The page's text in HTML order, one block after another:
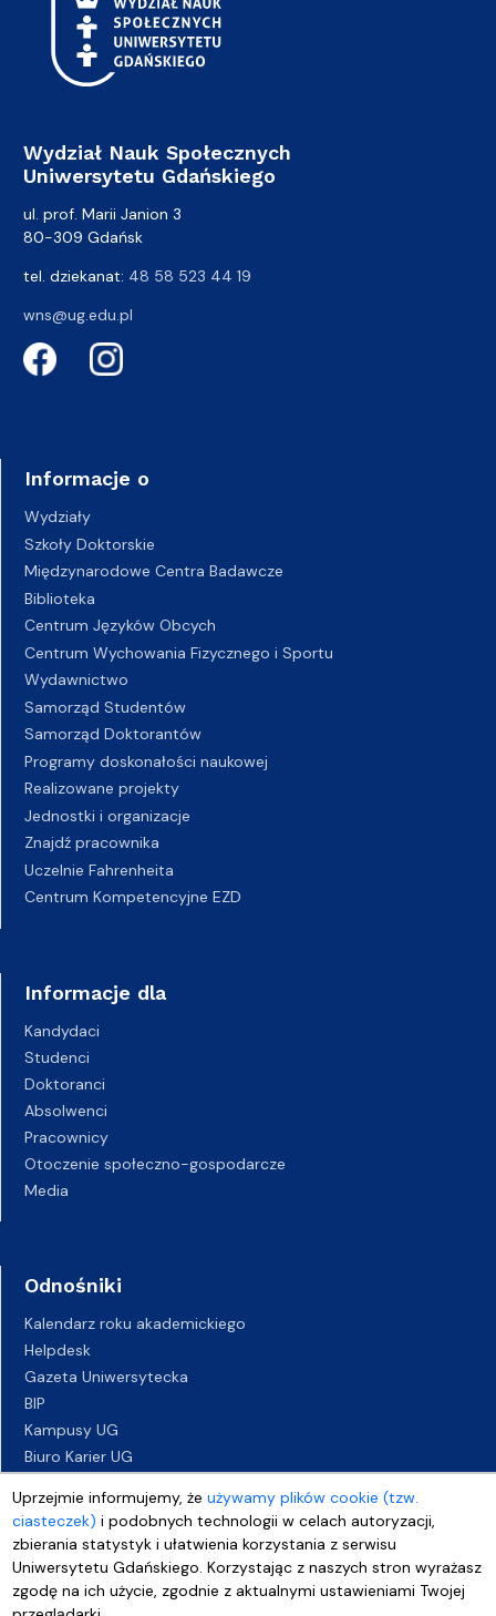
Uprzejmie informujemy, żeużywamy plików cookie (tzw.
ciasteczek) i podobnych technologii w celach autoryzacji,
zbierania statystyk i ułatwienia korzystania z serwisu
Uniwersytetu Gdańskiego. Korzystając z naszych stron wyrażasz
zgodę na ich użycie, zgodnie z aktualnymi ustawieniami Twojej
Wydział Nauk Społecznych
Uniwersytetu Gdańskiego
ul. prof. Marii Janion 3
80-309 Gdańsk
tel. dziekanat: 48 58 523 44 19
wns@ug.edu.pl
Informacje o
Wydziały
Szkoły Doktorskie
Międzynarodowe Centra Badawcze
Biblioteka
Centrum Języków Obcych
Centrum Wychowania Fizycznego i Sportu
Wydawnictwo
Samorząd Studentów
Samorząd Doktorantów
Programy doskonałości naukowej
Realizowane projekty
Jednostki i organizacje
Znajdź pracownika
Uczelnie Fahrenheita
Centrum Kompetencyjne EZD
Informacje dla
Kandydaci
Studenci
Doktoranci
Absolwenci
Pracownicy
Otoczenie społeczno-gospodarcze
Media
Odnośniki
Kalendarz roku akademickiego
Helpdesk
Gazeta Uniwersytecka
BIP
Kampusy UG
Biuro Karier UG
Deklaracja dostępności